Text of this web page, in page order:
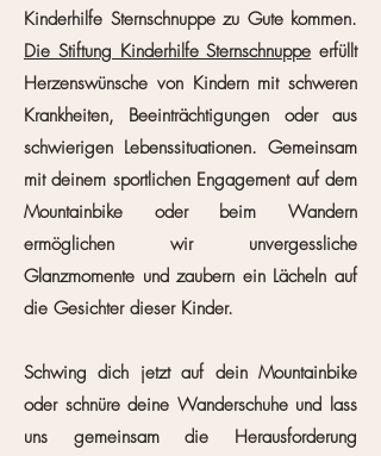
Kinderhilfe Sternschnuppe zu Gute kommen.
Die Stiftung Kinderhilfe Sternschnuppe erfüllt
Herzenswünsche von Kindern mit schweren
Krankheiten, Beeinträchtigungen oder aus
schwierigen Lebenssituationen. Gemeinsam
mit deinem sportlichen Engagement auf dem
Mountainbike oder beim Wandern
ermöglichen wir unvergessliche
Glanzmomente und zaubern ein Lächeln auf
die Gesichter dieser Kinder.
Schwing dich jetzt auf dein Mountainbike
oder schnüre deine Wanderschuhe und lass
uns gemeinsam die Herausforderung